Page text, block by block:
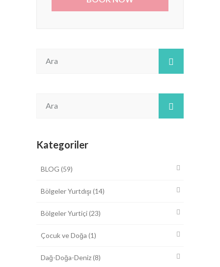
Kategoriler
BLOG (59)
Bölgeler Yurtdışı (14)
Bölgeler Yurtiçi(23)
Çocuk ve Doğa (1)
Dağ-Doğa-Deniz(8)